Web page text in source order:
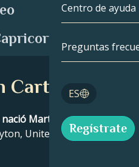
Leo
Virgo
Sagitario
Tarot
Números de
Centro de ayuda
Preguntas
ES
English
Regístrate
Carta Astral
Martin Sheen?
United States el 03